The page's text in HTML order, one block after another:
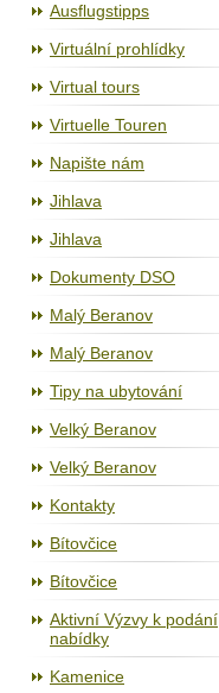
Ausflugstipps
Virtuální prohlídky
Virtual tours
Virtuelle Touren
Napište nám
Jihlava
Jihlava
Dokumenty DSO
Malý Beranov
Malý Beranov
Tipy na ubytování
Velký Beranov
Velký Beranov
Kontakty
Bítovčice
Bítovčice
Aktivní Výzvy k podání
nabídky
Kamenice